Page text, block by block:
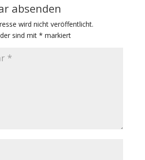
absenden
wird nicht veröffentlicht.
sind mit * markiert